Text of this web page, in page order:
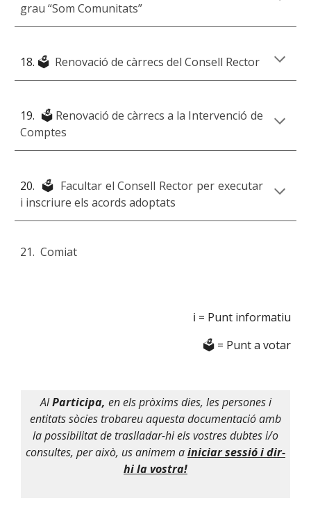
grau “Som Comunitats”
18. 🗳️ Renovació de càrrecs del Consell Rector
19. 🗳️ Renovació de càrrecs a la Intervenció de
Comptes
20. 🗳️ Facultar el Consell Rector per executar
i inscriure els acords adoptats
21.Comiat
ℹ️ = Punt informatiu
🗳️ = Punt a votar
AlParticipa, en els pròxims dies, les persones i
entitats sòcies trobareu aquesta documentació amb
la possibilitat de traslladar-hi els vostres dubtes i/o
consultes, per això, us animem ainiciar sessió i dir-
hi la vostra!